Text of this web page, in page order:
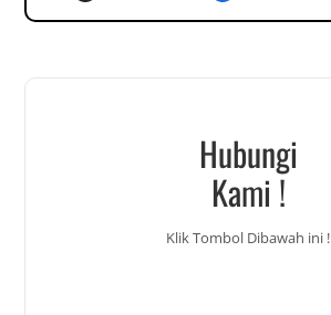
Hubungi
Kami !
Klik Tombol Dibawah ini !